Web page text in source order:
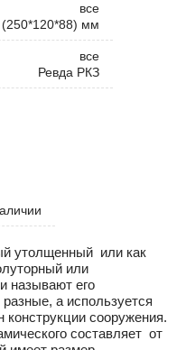
все
мм
все
Ревда РКЗ
утолщенный или как
или
называют его
а используется
конструкции сооружения.
составляет от